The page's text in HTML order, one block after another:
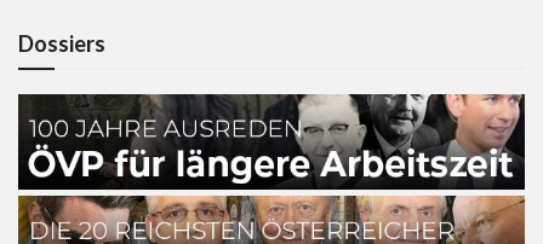
Dossiers